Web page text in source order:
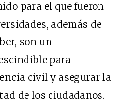
para el que fueron
además de
son un
para
civil y asegurar la
de los ciudadanos.